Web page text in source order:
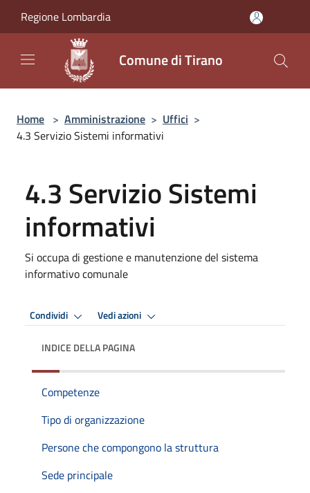
Regione Lombardia
Comune di Tirano
Home > Amministrazione > Uffici >
4.3 Servizio Sistemi informativi
4.3 Servizio Sistemi
informativi
Si occupa di gestione e manutenzione del sistema
informativo comunale
Condividi Vedi azioni
INDICE DELLA PAGINA
Competenze
Tipo di organizzazione
Persone che compongono la struttura
Sede principale